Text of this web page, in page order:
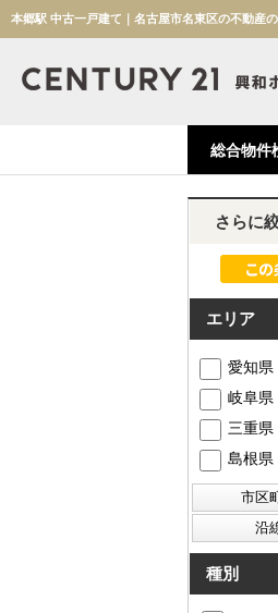
本郷駅 中古一戸建て｜名古屋市名東区の不動産
総合物件
さらに
エリア
愛知県
岐阜県
三重県
島根県
種別